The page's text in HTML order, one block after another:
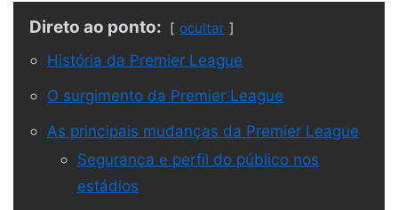
Direto ao ponto: ocultar
História da Premier League
O surgimento da Premier League
As principais mudanças da Premier League
Segurança e perfil do público nos
estádios